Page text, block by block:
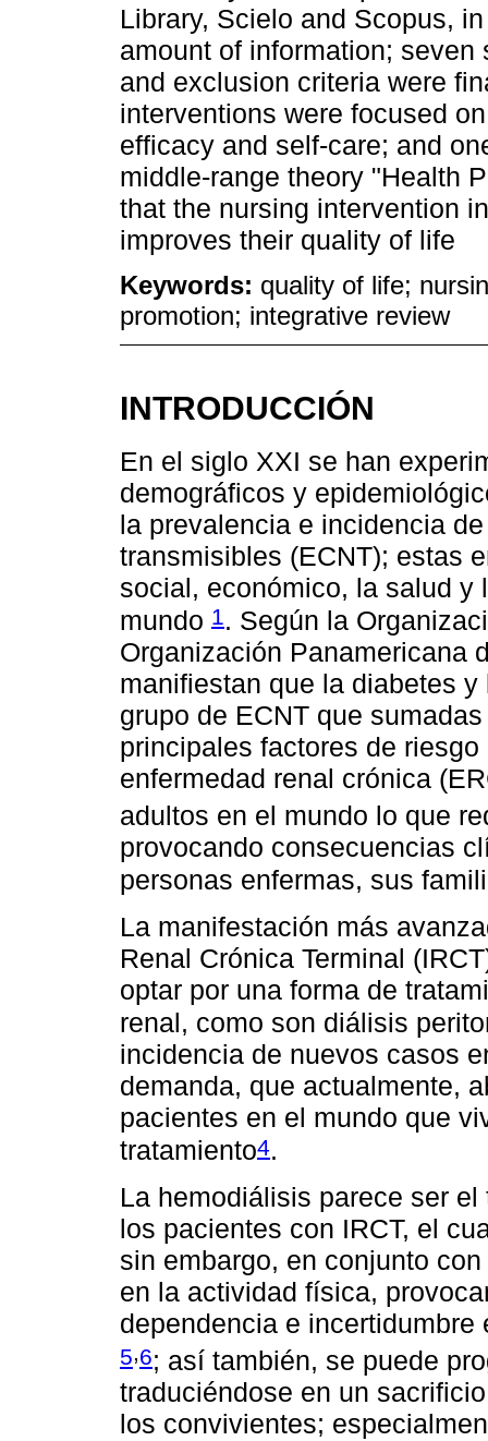
Library, Scielo and Scopus,
amount of information;
and exclusion criteria were
interventions were focused
efficacy and self-care; and
middle-range theory "Health
that the nursing intervention
improves their quality of life
Keywords: quality of life;
promotion; integrative review
INTRODUCCIÓN
En el siglo XXI se han
demográficos y
la prevalencia e incidencia
transmisibles (ECNT); estas
social, económico, la salud y
mundo 1. Según la
Organización Panamericana
manifiestan que la diabetes
grupo de ECNT que
principales factores de
enfermedad renal crónica
adultos en el mundo lo que
provocando consecuencias
personas enfermas, sus
La manifestación más
Renal Crónica Terminal
optar por una forma de
renal, como son diálisis
incidencia de nuevos casos
demanda, que actualmente,
pacientes en el mundo que
tratamiento4.
La hemodiálisis parece ser
los pacientes con IRCT, el
sin embargo, en conjunto
en la actividad física,
dependencia e
5,6; así también, se puede
traduciéndose en un
los convivientes;